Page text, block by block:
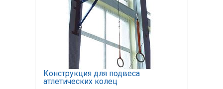
Конструкция для подвеса
атлетических колец